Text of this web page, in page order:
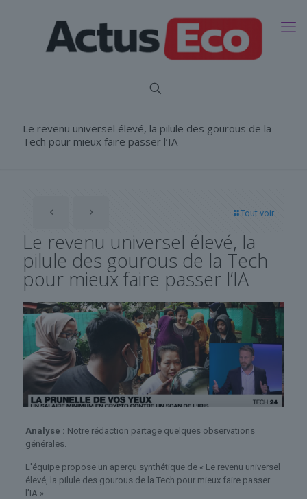
Le revenu universel élevé, la pilule des gourous de la
Tech pour mieux faire passer l’IA
Tout voir
Le revenu universel élevé, la
pilule des gourous de la Tech
pour mieux faire passer l’IA
Analyse : Notre rédaction partage quelques observations
générales.
L'équipe propose un aperçu synthétique de « Le revenu universel
élevé, la pilule des gourous de la Tech pour mieux faire passer
l’IA ».